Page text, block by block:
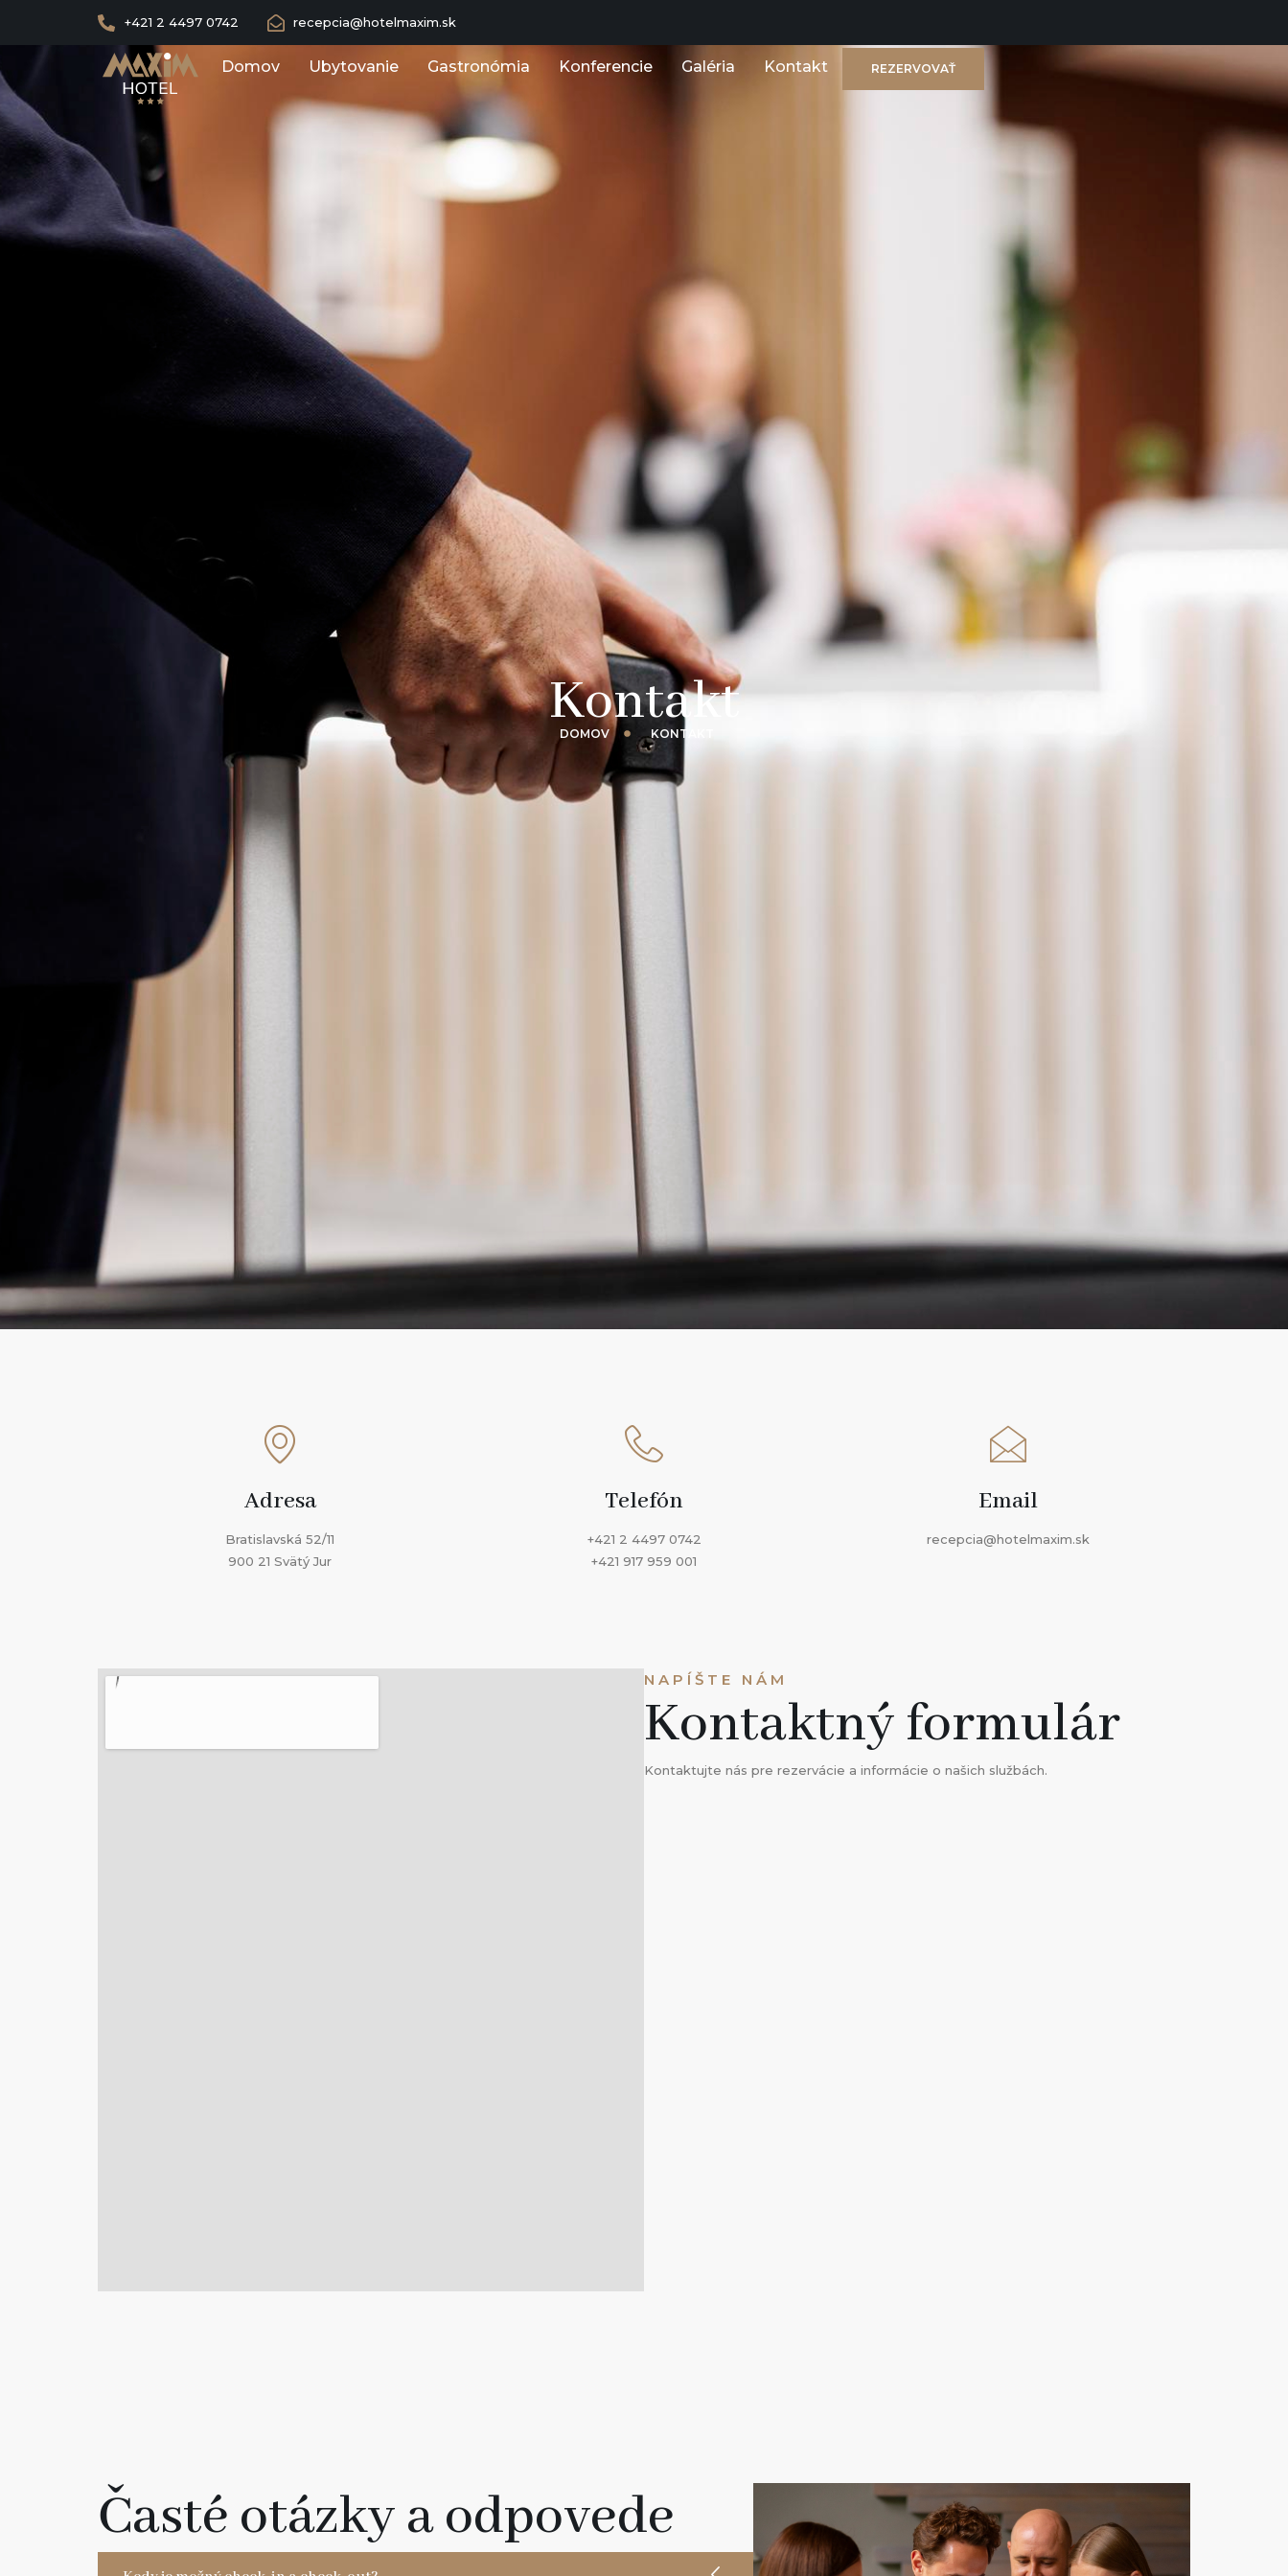
+421 2 4497 0742 recepcia@hotelmaxim.sk
Domov Ubytovanie Gastronómia Konferencie Galéria Kontakt REZERVOVAŤ
Kontakt
DOMOV KONTAKT
Adresa
Bratislavská 52/11
900 21 Svätý Jur
Telefón
+421 2 4497 0742
+421 917 959 001
Email
recepcia@hotelmaxim.sk
NAPÍŠTE NÁM
Kontaktný formulár
Kontaktujte nás pre rezervácie a informácie o našich službách.
Časté otázky a odpovede